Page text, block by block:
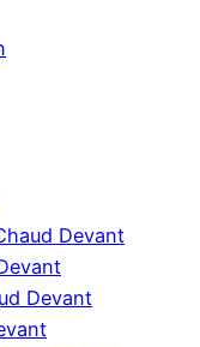
Devant
Devant